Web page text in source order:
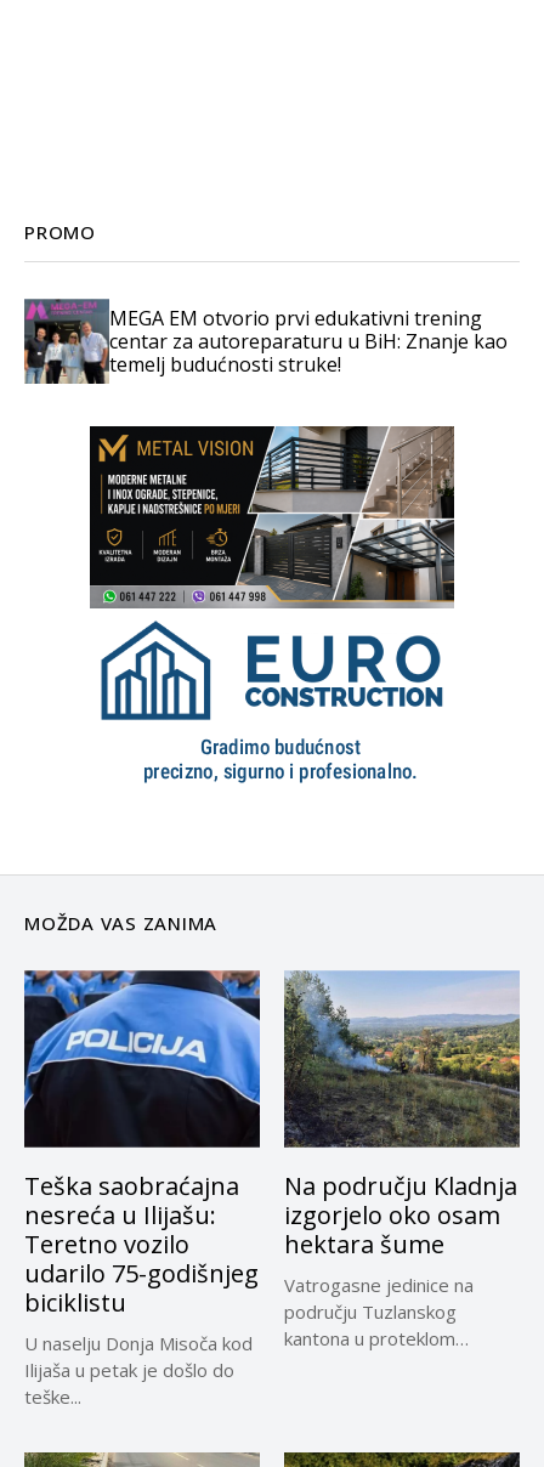
PROMO
MEGA EM otvorio prvi edukativni trening
centar za autoreparaturu u BiH: Znanje kao
temelj budućnosti struke!
MOŽDA VAS ZANIMA
Teška saobraćajna
nesreća u Ilijašu:
Teretno vozilo
udarilo 75-godišnjeg
biciklistu
U naselju Donja Misoča kod
Ilijaša u petak je došlo do
teške...
Na području Kladnja
izgorjelo oko osam
hektara šume
Vatrogasne jedinice na
području Tuzlanskog
kantona u proteklom